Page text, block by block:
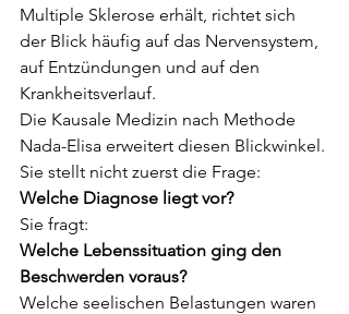
Multiple Sklerose erhält, richtet sich
der Blick häufig auf das Nervensystem,
auf Entzündungen und auf den
Krankheitsverlauf.
Die Kausale Medizin nach Methode
Nada-Elisa erweitert diesen Blickwinkel.
Sie stellt nicht zuerst die Frage:
Welche Diagnose liegt vor?
Sie fragt:
Welche Lebenssituation ging den
Beschwerden voraus?
Welche seelischen Belastungen waren